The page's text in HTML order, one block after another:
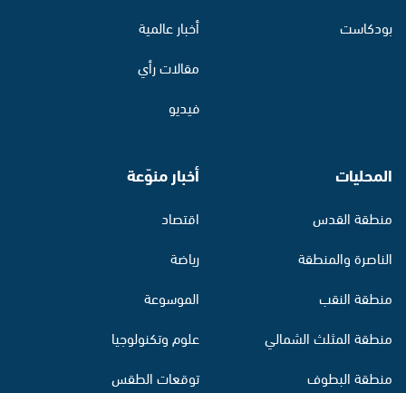
بودكاست
أخبار عالمية
مقالات رأي
فيديو
المحليات
منطقة القدس
الناصرة والمنطقة
منطقة النقب
منطقة المثلث الشمالي
منطقة البطوف
أخبار منوّعة
اقتصاد
رياضة
الموسوعة
علوم وتكنولوجيا
توقعات الطقس